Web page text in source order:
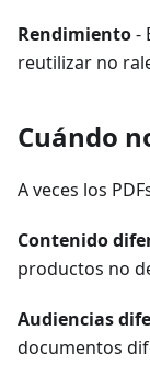
Rendimiento-
reutilizar no
Cuándo
A veces los
Contenido
productos no
Audiencias
documentos